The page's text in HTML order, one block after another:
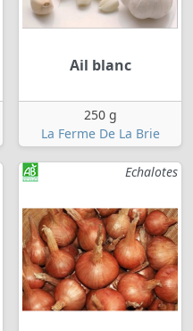
Ail blanc
250 g
La Ferme De La Brie
Echalotes